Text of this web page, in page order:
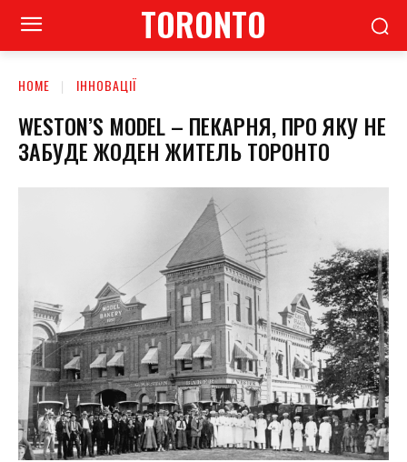
TORONTO
HOME ІННОВАЦІЇ
WESTON’S MODEL – ПЕКАРНЯ, ПРО ЯКУ НЕ
ЗАБУДЕ ЖОДЕН ЖИТЕЛЬ ТОРОНТО